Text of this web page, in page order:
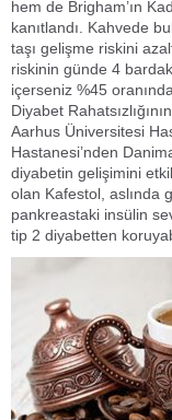
hem de Brigham’ın
kanıtlandı. Kahvede
taşı gelişme riskini
riskinin günde 4
içerseniz %45
Diyabet
Aarhus Üniversitesi
Hastanesi’nden
diyabetin gelişimini
olan Kafestol, aslında
pankreastaki insülin
tip 2 diyabetten